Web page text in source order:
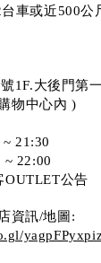
車或近500公
1F.大後門第
物中心內 )
21:30
~ 22:00
OUTLET公告
資訊/地圖: